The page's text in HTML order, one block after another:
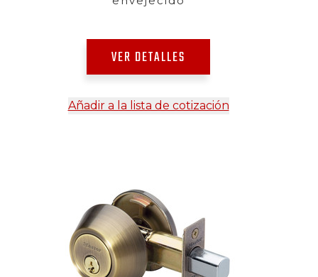
VER DETALLES
Añadir a la lista de cotización